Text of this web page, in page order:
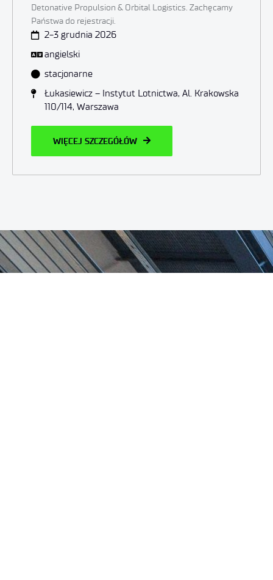
Detonative Propulsion & Orbital Logistics. Zachęcamy
Państwa do rejestracji.
2-3 grudnia 2026
angielski
stacjonarne
Łukasiewicz – Instytut Lotnictwa, Al. Krakowska
110/114, Warszawa
WIĘCEJ SZCZEGÓŁÓW